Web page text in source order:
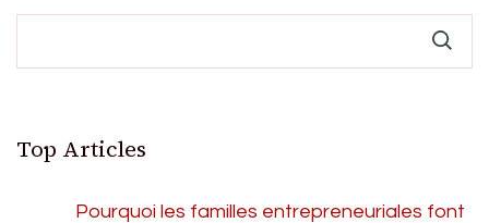
Top Articles
Pourquoi les familles entrepreneuriales font